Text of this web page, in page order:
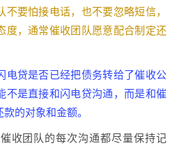
要怕接电话，也不要忽略短信，
度，通常催收团队愿意配合制定还
电贷是否已经把债务转给了催收公
不是直接和闪电贷沟通，而是和催
的对象和金额。
收团队的每次沟通都尽量保持记